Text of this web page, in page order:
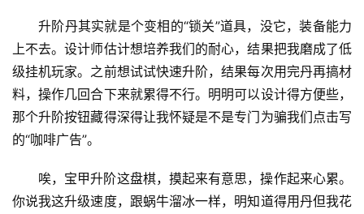
升阶丹其实就是个变相的“锁关”道具，没它，装备能力
上不去。设计师估计想培养我们的耐心，结果把我磨成了低
级挂机玩家。之前想试试快速升阶，结果每次用完丹再搞材
料，操作几回合下来就累得不行。明明可以设计得方便些，
那个升阶按钮藏得深得让我怀疑是不是专门为骗我们点击写
的“咖啡广告”。
唉，宝甲升阶这盘棋，摸起来有意思，操作起来心累。
你说我这升级速度，跟蜗牛溜冰一样，明知道得用丹但我花